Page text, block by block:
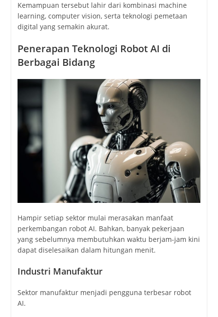
Kemampuan tersebut lahir dari kombinasi machine
learning, computer vision, serta teknologi pemetaan
digital yang semakin akurat.
Penerapan Teknologi Robot AI di
Berbagai Bidang
Hampir setiap sektor mulai merasakan manfaat
perkembangan robot AI. Bahkan, banyak pekerjaan
yang sebelumnya membutuhkan waktu berjam-jam kini
dapat diselesaikan dalam hitungan menit.
Industri Manufaktur
Sektor manufaktur menjadi pengguna terbesar robot
AI.